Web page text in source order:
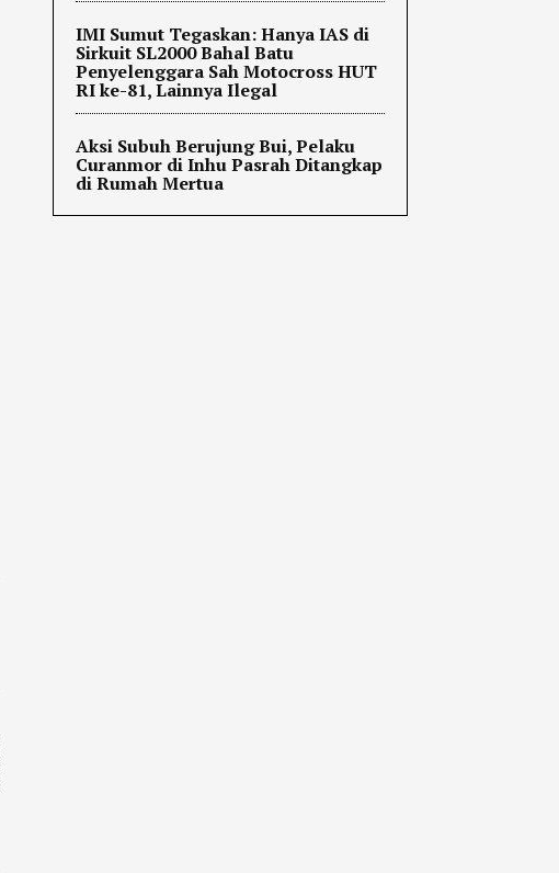
IMI Sumut Tegaskan: Hanya IAS di
Sirkuit SL2000 Bahal Batu
Penyelenggara Sah Motocross HUT
RI ke-81, Lainnya Ilegal
Aksi Subuh Berujung Bui, Pelaku
Curanmor di Inhu Pasrah Ditangkap
di Rumah Mertua